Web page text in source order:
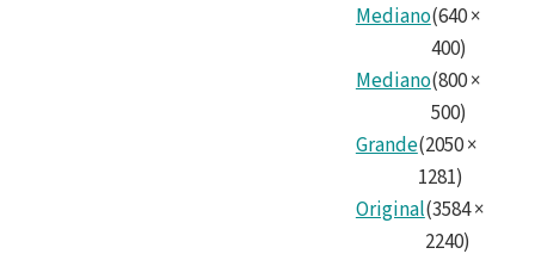
Mediano(640×
400)
Mediano(800×
500)
Grande(2050×
1281)
Original(3584×
2240)